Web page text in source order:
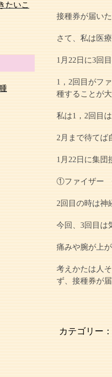
接種券が届い
さて、私は医
1月22日に3回
1，2回目がフ
種することが
私は1，2回目
2月まで待てば
1月22日に集団
①ファイザー
2回目の時は神
今回、3回目は
痛みや腕が上
考えかたは人
ず、接種券が
カテゴリー：
たいこ